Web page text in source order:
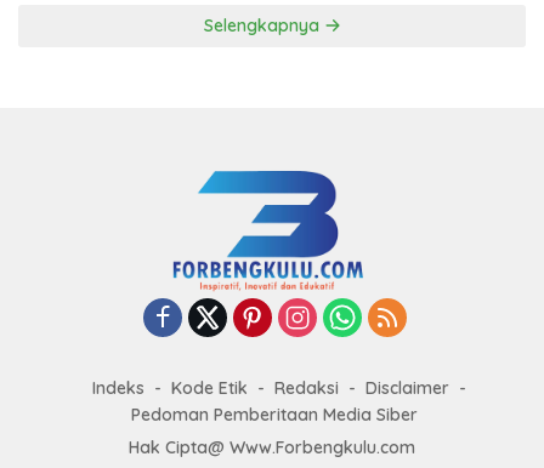
Selengkapnya
Indeks Kode Etik Redaksi
Disclaimer
Pedoman Pemberitaan Media Siber
Hak Cipta@ Www.Forbengkulu.com